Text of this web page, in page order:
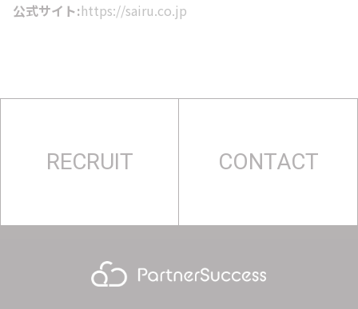
公式サイト:https://sairu.co.jp
RECRUIT CONTACT